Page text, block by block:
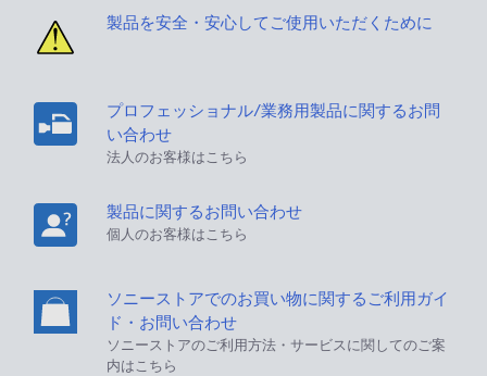
製品を安全・安心してご使用いただくために
プロフェッショナル/業務用製品に関するお問
い合わせ
法人のお客様はこちら
製品に関するお問い合わせ
個人のお客様はこちら
ソニーストアでのお買い物に関するご利用ガイ
ド・お問い合わせ
ソニーストアのご利用方法・サービスに関してのご案
内はこちら